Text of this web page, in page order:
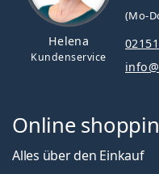
Helena
Kundenservice
(Mo-
Online
Alles über den Einkauf